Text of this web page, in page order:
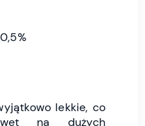
lekkie, co
na dużych